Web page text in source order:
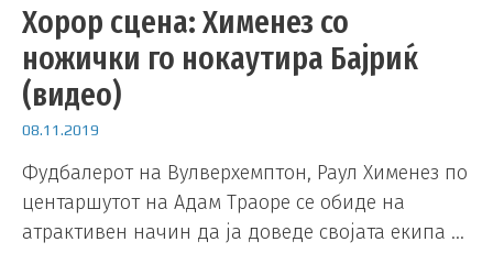
Хорор сцена: Хименез со
ножички го нокаутира Бајриќ
(видео)
08.11.2019
Фудбалерот на Вулверхемптон, Раул Хименез по
центаршутот на Адам Траоре се обиде на
атрактивен начин да ја доведе својата екипа …